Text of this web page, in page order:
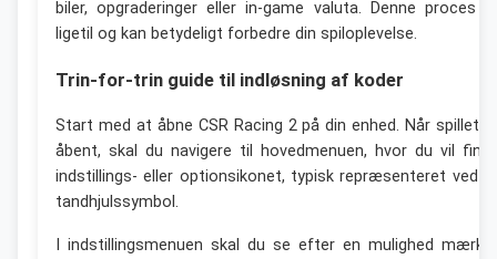
biler, opgraderinger eller in-game valuta. Denne proces
ligetil og kan betydeligt forbedre din spiloplevelse.
Trin-for-trin guide til indløsning af koder
Start med at åbne CSR Racing 2 på din enhed. Når spillet
åbent, skal du navigere til hovedmenuen, hvor du vil
indstillings- eller optionsikonet, typisk repræsenteret ved
tandhjulssymbol.
I indstillingsmenuen skal du se efter en mulighed